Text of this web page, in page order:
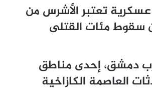
تعتبر الأشرس من
سقوط مئات القتلى
دمشق، إحدى مناطق
العاصمة الكازاخية